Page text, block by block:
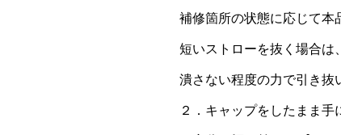
補修箇所の状態に応じて本
短いストローを抜く場合は
潰さない程度の力で引き抜
２．キャップをしたまま